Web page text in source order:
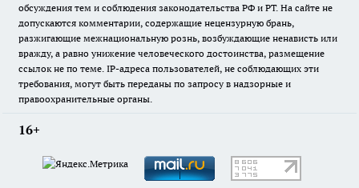
обсуждения тем и соблюдения законодательства РФ и РТ. На сайте не
допускаются комментарии, содержащие нецензурную брань,
разжигающие межнациональную рознь, возбуждающие ненависть или
вражду, а равно унижение человеческого достоинства, размещение
ссылок не по теме. IP-адреса пользователей, не соблюдающих эти
требования, могут быть переданы по запросу в надзорные и
правоохранительные органы.
16+